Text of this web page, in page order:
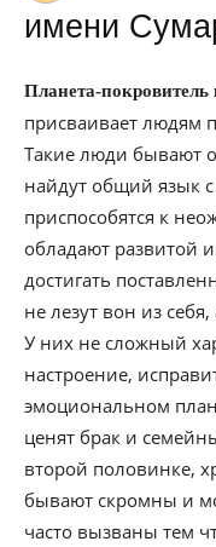
имени
Планета-
присваивает людям
Такие люди бывают
найдут общий язык
приспособятся к
обладают развитой
достигать
не лезут вон из
У них не сложный
настроение,
эмоциональном
ценят брак и
второй половинке,
бывают скромны и
часто вызваны тем